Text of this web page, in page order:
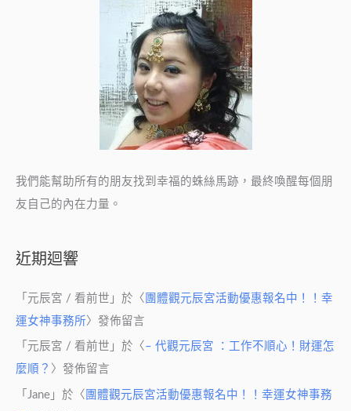
我們能幫助所有的朋友找到幸福的蛛絲馬跡，最終喚醒每個朋
友自己的內在力量。
近期迴響
「 元辰宮 / 看前世 」於〈 團體觀元辰宮活動優惠報名中！！幸
運女神事務所〉發佈留言
「 元辰宮 / 看前世 」於〈 – 代觀元辰宮 ：工作不順心！財運怎
麼順？ 〉發佈留言
「 Jane 」於〈 團體觀元辰宮活動優惠報名中！！幸運女神事務